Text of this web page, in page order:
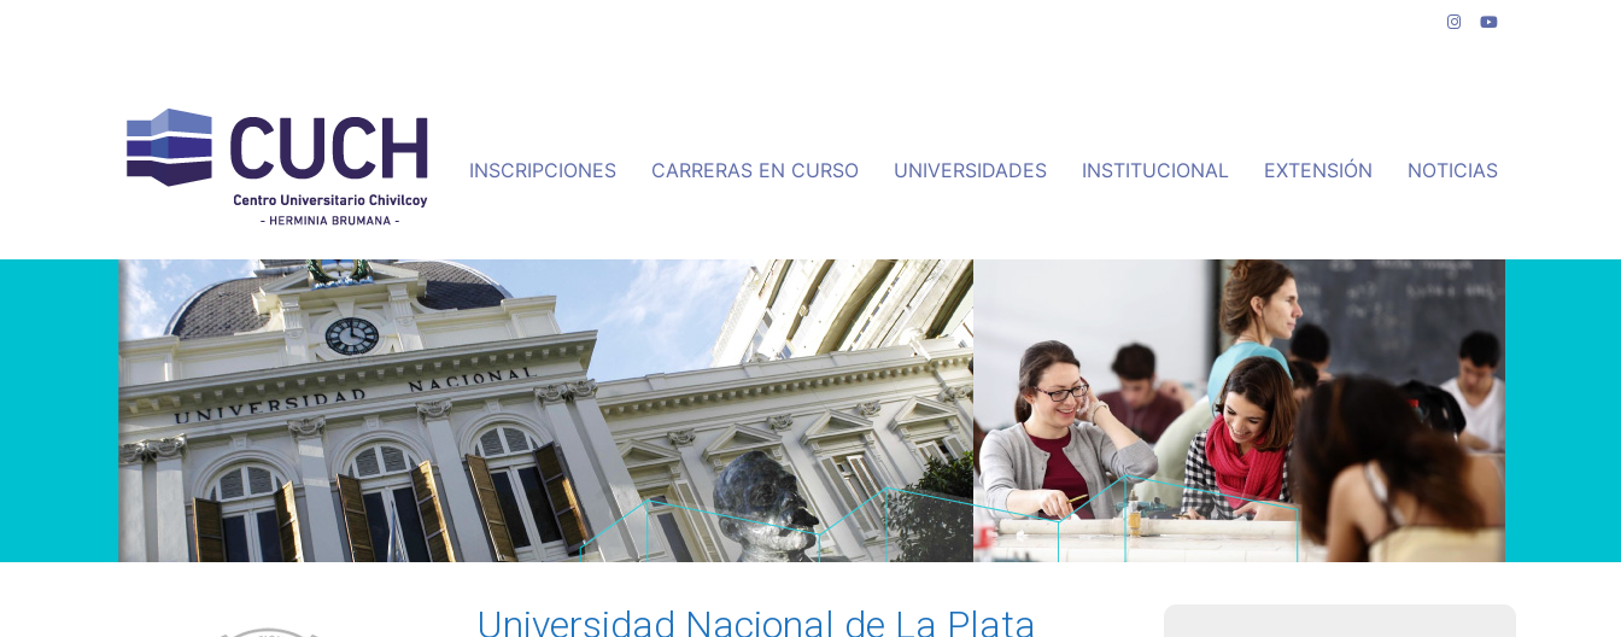
INSCRIPCIONES CARRERAS EN CURSO UNIVERSIDADES INSTITUCIONAL EXTENSIÓN NOTICIAS
Universidad Nacional de La Plata